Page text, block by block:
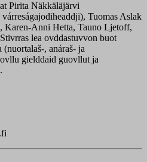
Pirita Näkkäläjärvi
Tuomas Aslak
Karen-Anni Hetta, Tauno Ljetoff,
lea ovddastuvvon buot
(nuortalaš-, anáraš- ja
gielddaid guovllut ja